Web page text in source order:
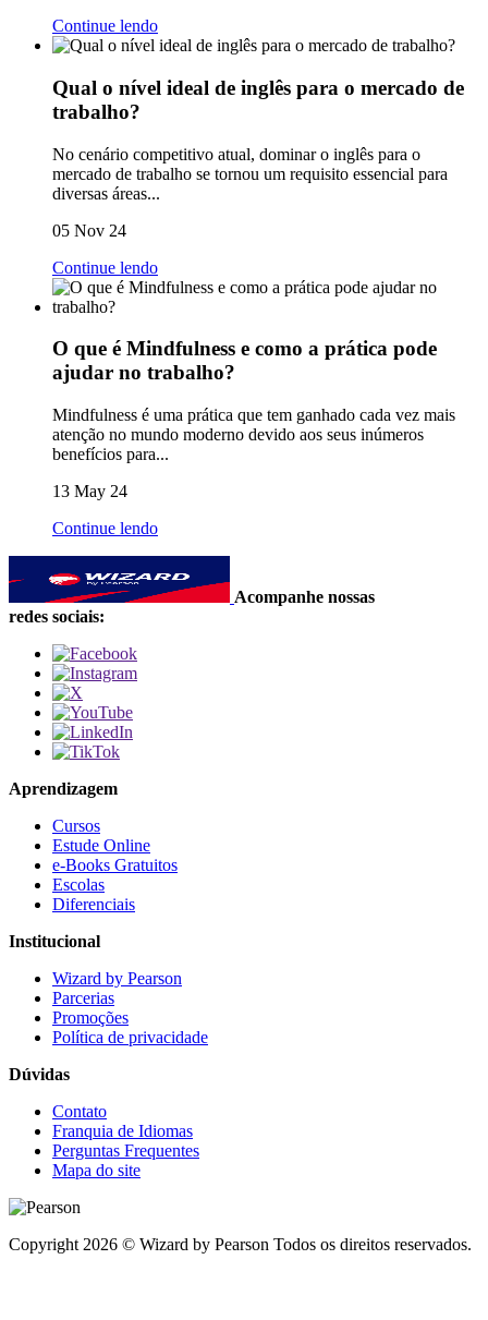
Continue lendo
Qual o nível ideal de inglês para o mercado de
trabalho?
No cenário competitivo atual, dominar o inglês para o
mercado de trabalho se tornou um requisito essencial para
diversas áreas...
05 Nov 24
Continue lendo
O que é Mindfulness e como a prática pode
ajudar no trabalho?
Mindfulness é uma prática que tem ganhado cada vez mais
atenção no mundo moderno devido aos seus inúmeros
benefícios para...
13 May 24
Continue lendo
Acompanhe nossas
redes sociais:
Aprendizagem
Cursos
Estude Online
e-Books Gratuitos
Escolas
Diferenciais
Institucional
Wizard by Pearson
Parcerias
Promoções
Política de privacidade
Dúvidas
Contato
Franquia de Idiomas
Perguntas Frequentes
Mapa do site
Copyright 2026 © Wizard by Pearson Todos os direitos reservados.